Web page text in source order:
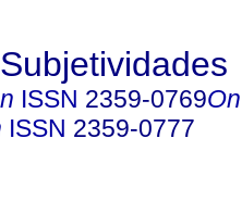
ISSN 2359-0769
ISSN 2359-0777